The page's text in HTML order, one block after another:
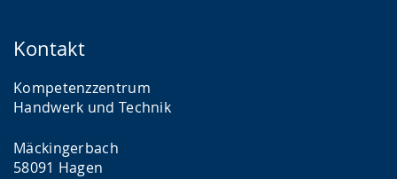
Kontakt
Kompetenzzentrum
Handwerk und Technik
Mäckingerbach
58091 Hagen